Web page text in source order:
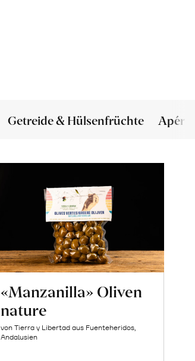
Getreide & Hülsenfrüchte Apéro
«Manzanilla» Oliven
nature
von Tierra y Libertad aus Fuenteheridos,
Andalusien